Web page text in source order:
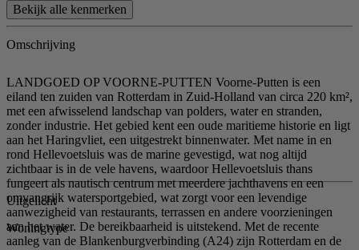
Bekijk alle kenmerken
Omschrijving
LANDGOED OP VOORNE-PUTTEN Voorne-Putten is een
eiland ten zuiden van Rotterdam in Zuid-Holland van circa 220 km²,
met een afwisselend landschap van polders, water en stranden,
zonder industrie. Het gebied kent een oude maritieme historie en ligt
aan het Haringvliet, een uitgestrekt binnenwater. Met name in en
rond Hellevoetsluis was de marine gevestigd, wat nog altijd
zichtbaar is in de vele havens, waardoor Hellevoetsluis thans
fungeert als nautisch centrum met meerdere jachthavens en een
omvangrijk watersportgebied, wat zorgt voor een levendige
aanwezigheid van restaurants, terrassen en andere voorzieningen
aan het water. De bereikbaarheid is uitstekend. Met de recente
aanleg van de Blankenburgverbinding (A24) zijn Rotterdam en de
Uitgelicht
Woningtype